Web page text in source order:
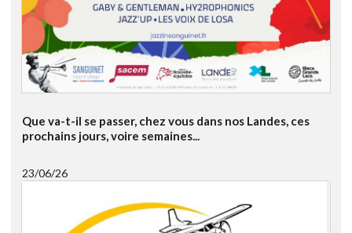
Que va-t-il se passer, chez vous dans nos Landes, ces
prochains jours, voire semaines...
23/06/26